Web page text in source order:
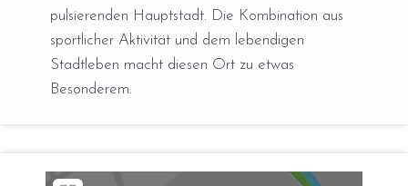
pulsierenden Hauptstadt. Die Kombination aus
sportlicher Aktivität und dem lebendigen
Stadtleben macht diesen Ort zu etwas
Besonderem.